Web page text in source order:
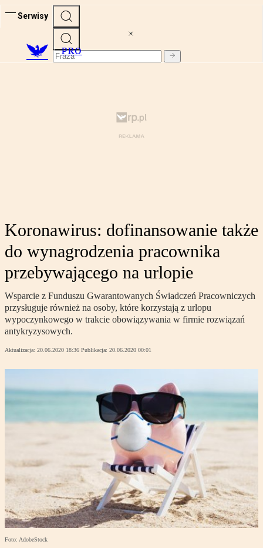
Serwisy
PRO
Koronawirus: dofinansowanie także
do wynagrodzenia pracownika
przebywającego na urlopie
Wsparcie z Funduszu Gwarantowanych Świadczeń Pracowniczych
przysługuje również na osoby, które korzystają z urlopu
wypoczynkowego w trakcie obowiązywania w firmie rozwiązań
antykryzysowych.
Aktualizacja: 20.06.2020 18:36 Publikacja: 20.06.2020 00:01
Foto: AdobeStock